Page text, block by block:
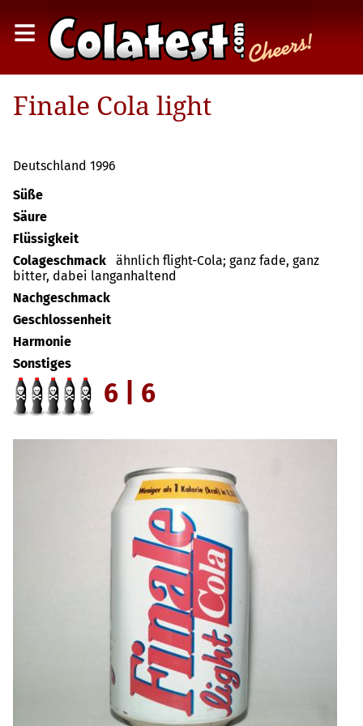
≡
Finale Cola light
Deutschland 1996
Süße
Säure
Flüssigkeit
Colageschmack
ähnlich flight-Cola; ganz fade, ganz
bitter, dabei langanhaltend
Nachgeschmack
Geschlossenheit
Harmonie
Sonstiges
6 | 6